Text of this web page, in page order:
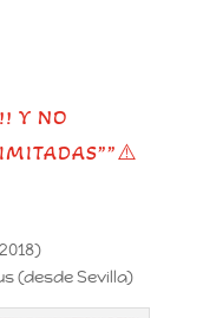
Y NO
⚠️
(desde Sevilla)